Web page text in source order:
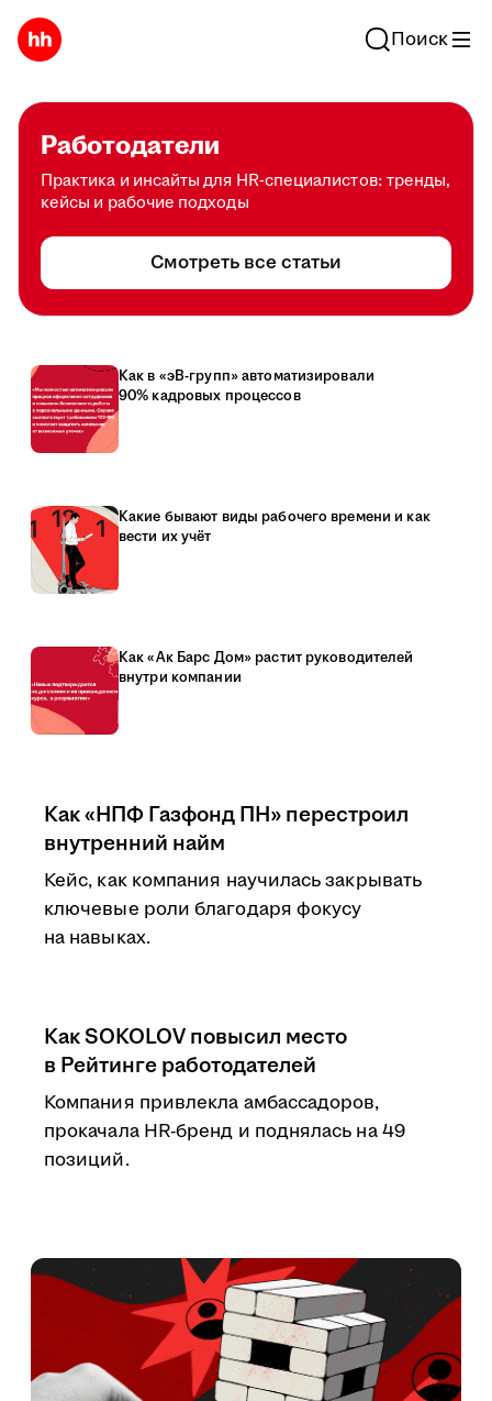
Поиск
Работодатели
Практика и инсайты для HR-специалистов: тренды,
кейсы и рабочие подходы
Смотреть все статьи
Как в «эВ-групп» автоматизировали
90% кадровых процессов
Какие бывают виды рабочего времени и как
вести их учёт
Как «Ак Барс Дом» растит руководителей
внутри компании
Как «НПФ Газфонд ПН» перестроил
внутренний найм
Кейс, как компания научилась закрывать
ключевые роли благодаря фокусу
на навыках.
Как SOKOLOV повысил место
в Рейтинге работодателей
Компания привлекла амбассадоров,
прокачала HR-бренд и поднялась на 49
позиций.